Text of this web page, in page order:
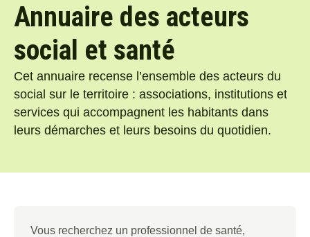
Annuaire des acteurs
social et santé
Cet annuaire recense l’ensemble des acteurs du
social sur le territoire : associations, institutions et
services qui accompagnent les habitants dans
leurs démarches et leurs besoins du quotidien.
Vous recherchez un professionnel de santé,